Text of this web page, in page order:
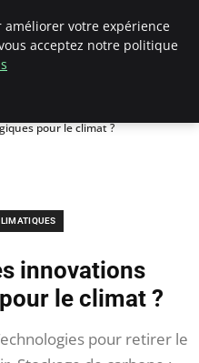
pour le climat ?
innovations
le climat ?
pour retirer le
améliorer votre expérience
acceptez notre politique